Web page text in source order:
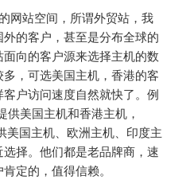
网站空间，所谓外贸站，我
的客户，甚至是分布全球的
向的客户源来选择主机的数
，可选美国主机，香港的客
户访问速度自然就快了。例
美国主机和香港主机，
国主机、欧洲主机、印度主
择。他们都是老品牌商，速
定的，值得信赖。